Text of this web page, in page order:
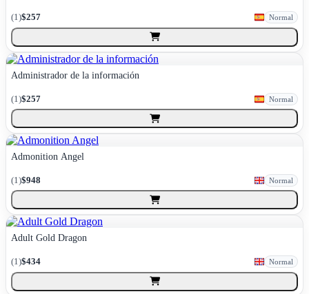
(1)$257 Normal
Administrador de la información
(1)$257 Normal
Admonition Angel
(1)$948 Normal
Adult Gold Dragon
(1)$434 Normal